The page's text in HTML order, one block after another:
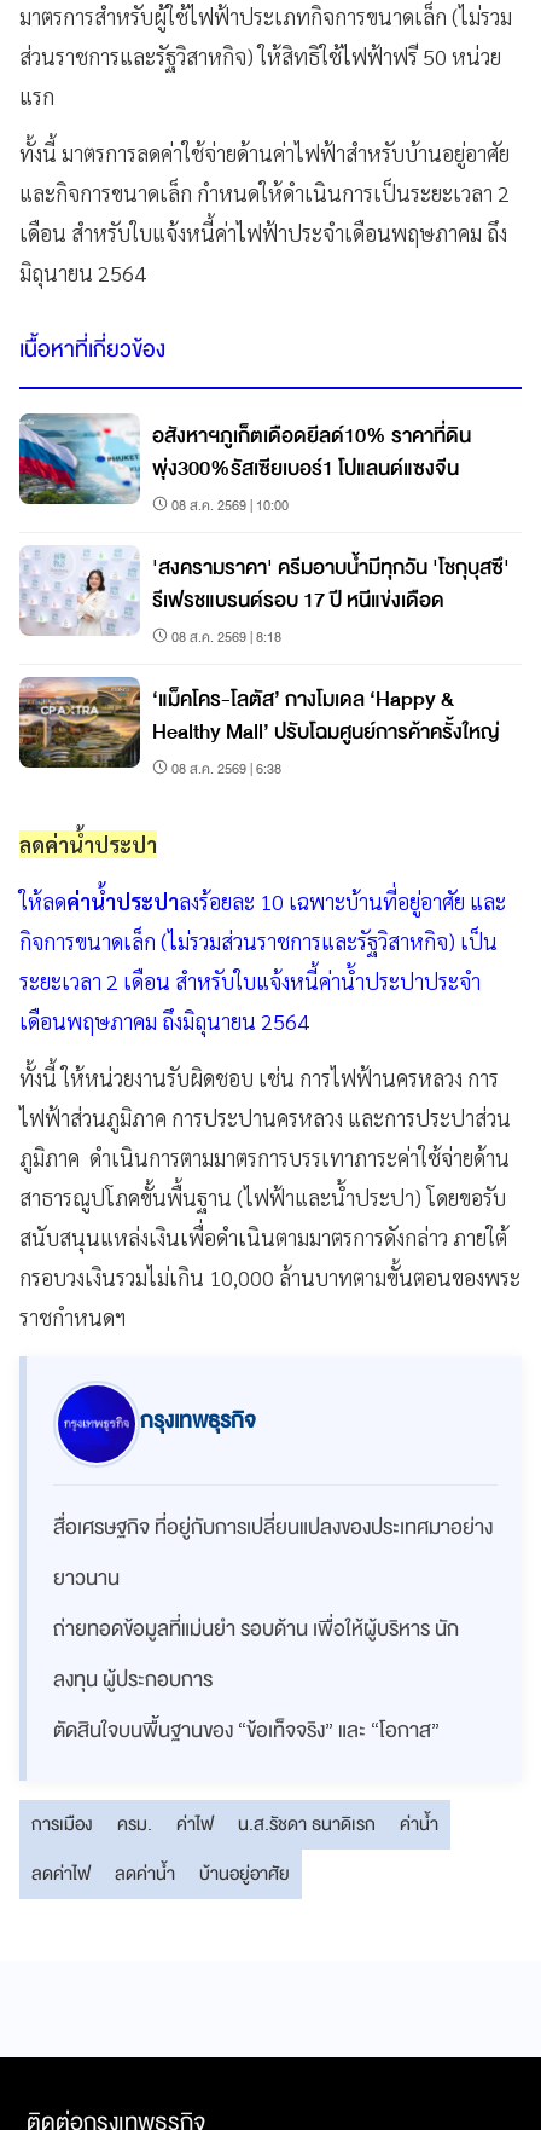
มาตรการสำหรับผู้ใช้ไฟฟ้าประเภทกิจการขนาดเล็ก (ไม่รวม
ส่วนราชการและรัฐวิสาหกิจ) ให้สิทธิใช้ไฟฟ้าฟรี 50 หน่วย
แรก
ทั้งนี้ มาตรการลดค่าใช้จ่ายด้านค่าไฟฟ้าสำหรับบ้านอยู่อาศัย
และกิจการขนาดเล็ก กำหนดให้ดำเนินการเป็นระยะเวลา 2
เดือน สำหรับใบแจ้งหนี้ค่าไฟฟ้าประจำเดือนพฤษภาคม ถึง
มิถุนายน 2564
เนื้อหาที่เกี่ยวข้อง
อสังหาฯภูเก็ตเดือดยีลด์10% ราคาที่ดิน
พุ่ง300%รัสเซียเบอร์1 โปแลนด์แซงจีน
08 ส.ค. 2569 | 10:00
'สงครามราคา' ครีมอาบน้ำมีทุกวัน 'โชกุบุสซึ'
รีเฟรชแบรนด์รอบ 17 ปี หนีแข่งเดือด
08 ส.ค. 2569 | 8:18
‘แม็คโคร-โลตัส’ กางโมเดล ‘Happy &
Healthy Mall’ ปรับโฉมศูนย์การค้าครั้งใหญ่
08 ส.ค. 2569 | 6:38
ลดค่าน้ำประปา
ให้ลดค่าน้ำประปาลงร้อยละ 10 เฉพาะบ้านที่อยู่อาศัย และ
กิจการขนาดเล็ก (ไม่รวมส่วนราชการและรัฐวิสาหกิจ) เป็น
ระยะเวลา 2 เดือน สำหรับใบแจ้งหนี้ค่าน้ำประปาประจำ
เดือนพฤษภาคม ถึงมิถุนายน 2564
ทั้งนี้ ให้หน่วยงานรับผิดชอบ เช่น การไฟฟ้านครหลวง การ
ไฟฟ้าส่วนภูมิภาค การประปานครหลวง และการประปาส่วน
ภูมิภาค ดำเนินการตามมาตรการบรรเทาภาระค่าใช้จ่ายด้าน
สาธารณูปโภคขั้นพื้นฐาน (ไฟฟ้าและน้ำประปา) โดยขอรับ
สนับสนุนแหล่งเงินเพื่อดำเนินตามมาตรการดังกล่าว ภายใต้
กรอบวงเงินรวมไม่เกิน 10,000 ล้านบาทตามขั้นตอนของพระ
ราชกำหนดฯ
กรุงเทพธุรกิจ
สื่อเศรษฐกิจ ที่อยู่กับการเปลี่ยนแปลงของประเทศมาอย่าง
ยาวนาน
ถ่ายทอดข้อมูลที่แม่นยำ รอบด้าน เพื่อให้ผู้บริหาร นัก
ลงทุน ผู้ประกอบการ
ตัดสินใจบนพื้นฐานของ “ข้อเท็จจริง” และ “โอกาส”
การเมือง ครม. ค่าไฟ น.ส.รัชดา ธนาดิเรก
ค่าน้ำ
ลดค่าไฟ
ลดค่าน้ำ บ้านอยู่อาศัย
ติดต่อกรุงเทพธุรกิจ